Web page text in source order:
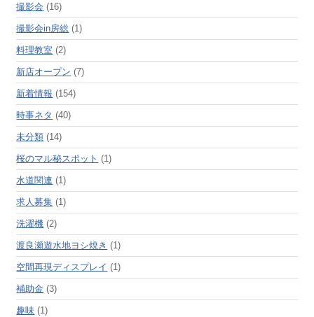
撮影会 (16)
撮影会in房総 (1)
料理教室 (2)
新店オープン (7)
新着情報 (154)
時事ネタ (40)
未分類 (14)
桜のマル秘スポット (1)
水道関連 (1)
求人募集 (1)
洗濯機 (2)
渡良瀬遊水地ヨシ焼き (1)
空間再現ディスプレイ (1)
補助金 (3)
趣味 (1)